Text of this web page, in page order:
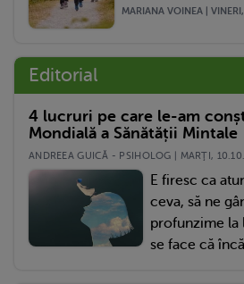
MARIANA VOINEA |
Editorial
4 lucruri pe care le-am
Mondială a Sănătății Mintale
ANDREEA GUICĂ - PSIHOLOG | MARŢI,
E firesc ca
ceva, să ne
profunzime la
se face că